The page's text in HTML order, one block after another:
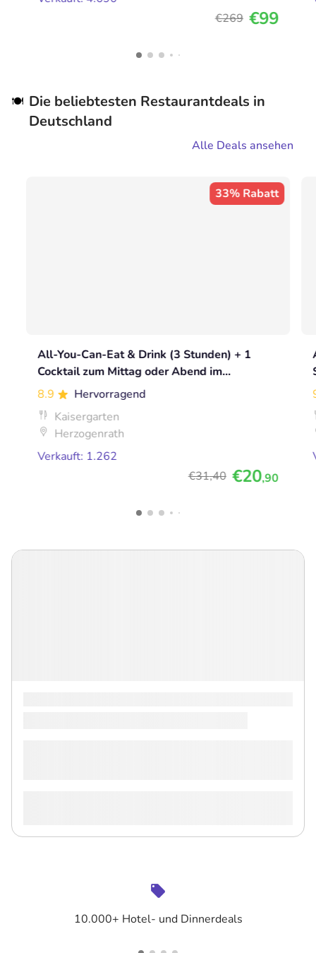
€269 €99
🍽️ Die beliebtesten Restaurantdeals in
Deutschland
Alle Deals ansehen
33% Rabatt
All-You-Can-Eat & Drink (3 Stunden) + 1
Cocktail zum Mittag oder Abend im
Kaisergarten
8.9
Hervorragend
Kaisergarten
Herzogenrath
Verkauft: 1.262
€31,40 €20,90
10.000+ Hotel- und Dinnerdeals